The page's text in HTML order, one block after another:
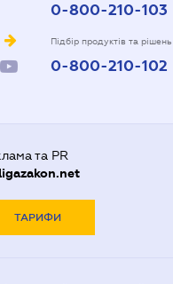
0-800-210-103
Підбір продуктів та рішень
0-800-210-102
та PR
ligazakon.net
ТАРИФИ